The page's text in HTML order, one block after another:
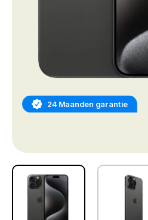
24 Maanden garantie